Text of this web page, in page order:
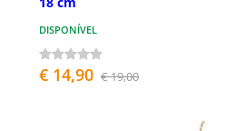
DISPONÍVEL
€ 14,90 € 19,00